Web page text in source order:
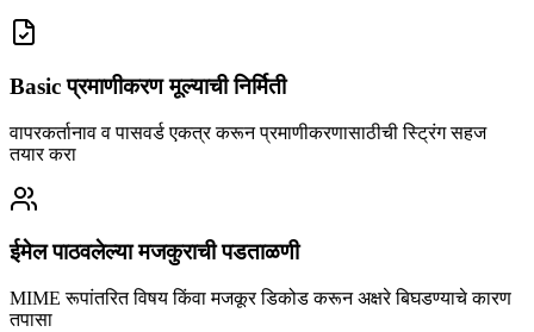
Basic प्रमाणीकरण मूल्याची निर्मिती
वापरकर्तानाव व पासवर्ड एकत्र करून प्रमाणीकरणासाठीची स्ट्रिंग सहज
तयार करा
ईमेल पाठवलेल्या मजकुराची पडताळणी
MIME रूपांतरित विषय किंवा मजकूर डिकोड करून अक्षरे बिघडण्याचे कारण
तपासा